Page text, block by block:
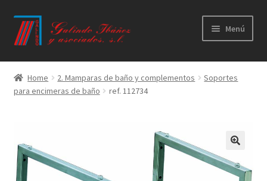
Ir
a
Ir
al
Menú
Principal
Productos
Catálogos
Home 2. Mamparas de baño y complementos
Soportes
para encimeras de baño
ref. 112734